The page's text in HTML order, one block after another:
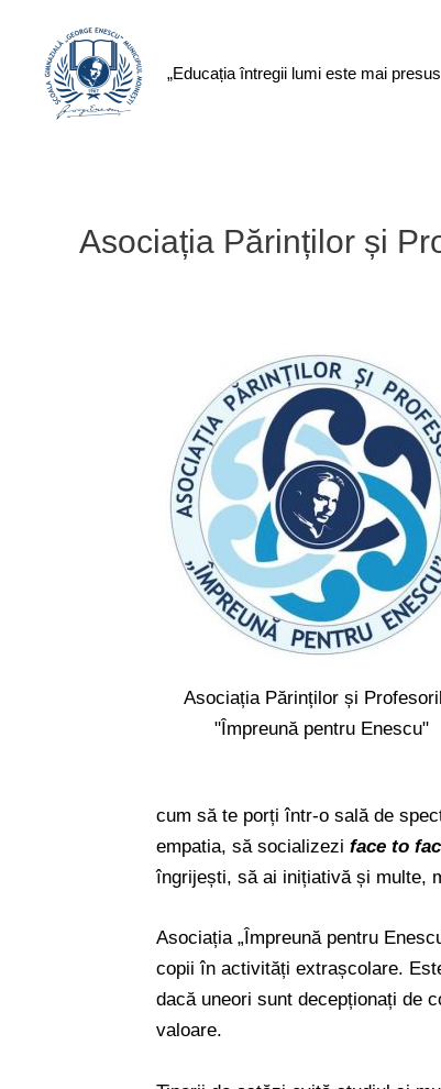
„Educația întregii lumi este mai
Asociația Părinților și
Asociația Părinților și
"Împreună pentru Enescu"
cum să te porți într-o sală de
empatia, să socializezi face to
îngrijești, să ai inițiativă și multe,
Asociația „Împreună pentru
copii în activități extrașcolare.
dacă uneori sunt decepționați de
valoare.